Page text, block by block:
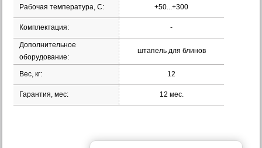
Рабочая температура, С: +50...+300
Комплектация: -
Дополнительное
оборудование:
штапель для блинов
Вес, кг: 12
Гарантия, мес: 12 мес.